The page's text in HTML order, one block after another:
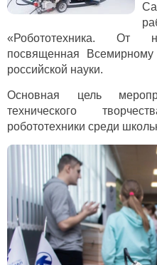
«Робототехника. От
посвященная
российской науки.
Основная цель
технического
робототехники среди